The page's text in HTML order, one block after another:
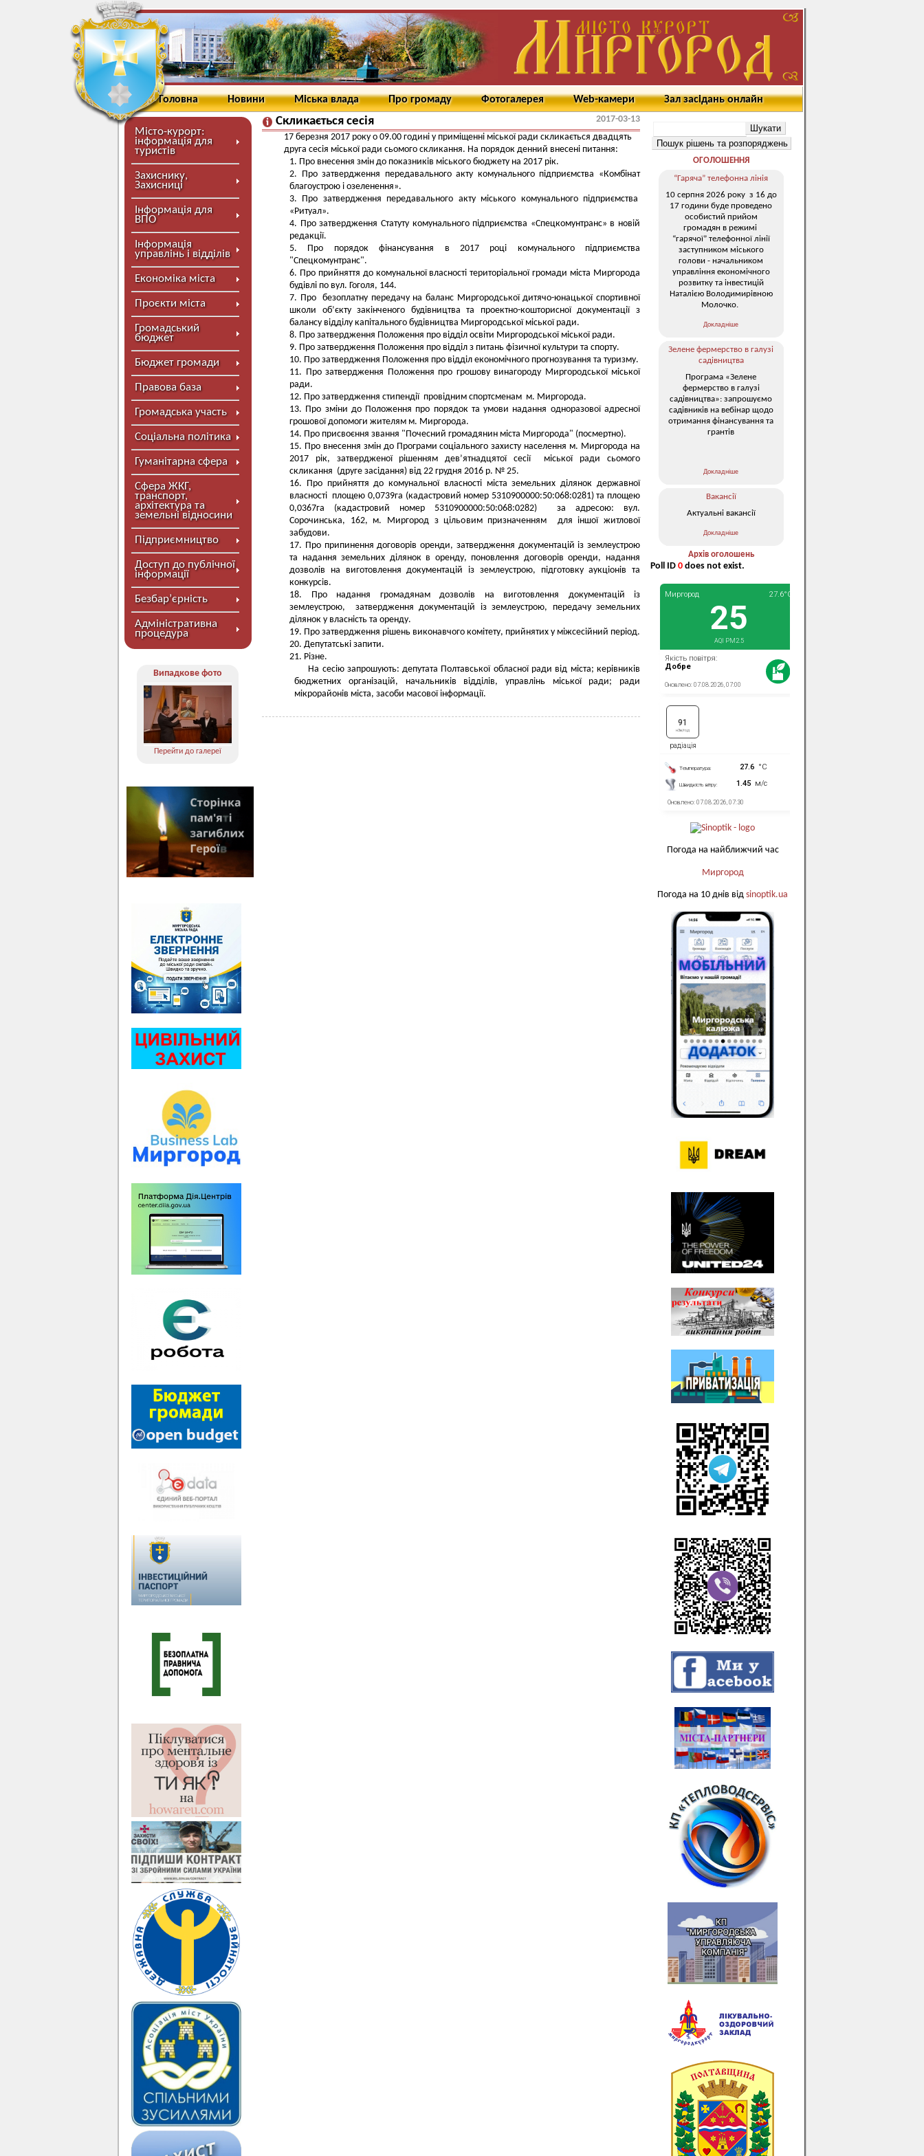
Головна Новини Міська влада Про громаду Фотогалерея Web-камери Зал засідань онлайн
Місто-курорт:
інформація для
туристів
Захиснику,
Захисниці
Інформація для
ВПО
Інформація
управлінь і відділів
Економіка міста
Проєкти міста
Громадський
бюджет
Бюджет громади
Правова база
Громадська участь
Соціальна політика
Гуманітарна сфера
Сфера ЖКГ,
транспорт,
архітектура та
земельні відносини
Підприємництво
Доступ до публічної
інформації
Безбар’єрність
Адміністративна
процедура
Випадкове фото
Перейти до галереї
Скликається сесія
2017-03-13
17 березня 2017 року о 09.00 годині у приміщенні міської ради скликається двадцять
друга сесія міської ради сьомого скликання. На порядок денний внесені питання:
Про внесення змін до показників міського бюджету на 2017 рік.
Про затвердження передавального акту комунального підприємства «Комбінат
благоустрою і озеленення».
Про затвердження передавального акту міського комунального підприємства
«Ритуал».
Про затвердження Статуту комунального підприємства «Спецкомунтранс» в новій
редакції.
Про порядок фінансування в 2017 році комунального підприємства
"Спецкомунтранс".
Про прийняття до комунальної власності територіальної громади міста Миргорода
будівлі по вул. Гоголя, 144.
Про безоплатну передачу на баланс Миргородської дитячо-юнацької спортивної
школи об’єкту закінченого будівництва та проектно-кошторисної документації з
балансу відділу капітального будівництва Миргородської міської ради.
Про затвердження Положення про відділ освіти Миргородської міської ради.
Про затвердження Положення про відділ з питань фізичної культури та спорту.
Про затвердження Положення про відділ економічного прогнозування та туризму.
Про затвердження Положення про грошову винагороду Миргородської міської
ради.
Про затвердження стипендії провідним спортсменам м. Миргорода.
Про зміни до Положення про порядок та умови надання одноразової адресної
грошової допомоги жителям м. Миргорода.
Про присвоєння звання "Почесний громадянин міста Миргорода" (посмертно).
Про внесення змін до Програми соціального захисту населення м. Миргорода на
2017 рік, затвердженої рішенням дев’ятнадцятої сесії міської ради сьомого
скликання (друге засідання) від 22 грудня 2016 р. № 25.
Про прийняття до комунальної власності міста земельних ділянок державної
власності площею 0,0739га (кадастровий номер 5310900000:50:068:0281) та площею
0,0367га (кадастровий номер 5310900000:50:068:0282) за адресою: вул.
Сорочинська, 162, м. Миргород з цільовим призначенням для іншої житлової
забудови.
Про припинення договорів оренди, затвердження документацій із землеустрою
та надання земельних ділянок в оренду, поновлення договорів оренди, надання
дозволів на виготовлення документацій із землеустрою, підготовку аукціонів та
конкурсів.
Про надання громадянам дозволів на виготовлення документацій із
землеустрою, затвердження документацій із землеустрою, передачу земельних
ділянок у власність та оренду.
Про затвердження рішень виконавчого комітету, прийнятих у міжсесійний період.
Депутатські запити.
Різне.
На сесію запрошують: депутата Полтавської обласної ради від міста; керівників
бюджетних організацій, начальників відділів, управлінь міської ради; ради
мікрорайонів міста, засоби масової інформації.
ОГОЛОШЕННЯ
“Гаряча” телефонна лінія
10 серпня 2026 року з 16 до
17 години буде проведено
особистий прийом
громадян в режимі
“гарячої” телефонної лінії
заступником міського
голови - начальником
управління економічного
розвитку та інвестицій
Наталією Володимирівною
Молочко.
Докладніше
Зелене фермерство в галузі
садівництва
Програма «Зелене
фермерство в галузі
садівництва»: запрошуємо
садівників на вебінар щодо
отримання фінансування та
грантів
Докладніше
Вакансії
Актуальні вакансії
Докладніше
Архів оголошень
Poll ID 0 does not exist.
Погода на найближчий час
Миргород
Погода на 10 днів від sinoptik.ua